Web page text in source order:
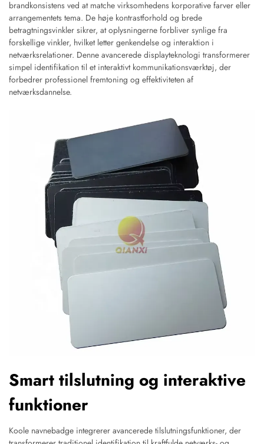
brandkonsistens ved at matche virksomhedens korporative farver eller
arrangementets tema. De høje kontrastforhold og brede
betragtningsvinkler sikrer, at oplysningerne forbliver synlige fra
forskellige vinkler, hvilket letter genkendelse og interaktion i
netværksrelationer. Denne avancerede displayteknologi transformerer
simpel identifikation til et interaktivt kommunikationsværktøj, der
forbedrer professionel fremtoning og effektiviteten af
netværksdannelse.
Smart tilslutning og interaktive
funktioner
Koole navnebadge integrerer avancerede tilslutningsfunktioner, der